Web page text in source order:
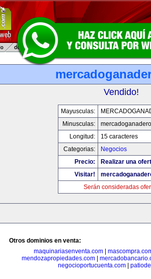
Vendido!
Mayusculas:
Minusculas:
Longitud:
15 caracteres
Categorias:
Negocios
Precio:
Realizar una
Visitar!
Serán consideradas
Otros dominios en venta:
maquinariasenventa.com|
mendozapropiedades.com
negocioportucuenta.com|